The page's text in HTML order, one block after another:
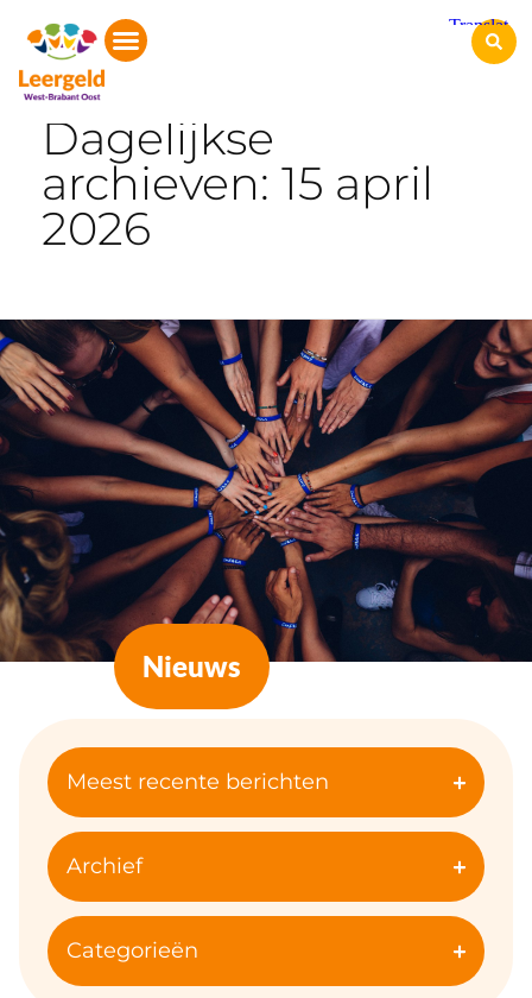
Start
Dagelijkse
archieven: 15 april
2026
Nieuws
Meest recente berichten
Archief
Categorieën